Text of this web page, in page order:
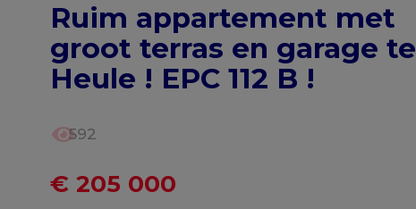
Ruim appartement met
groot terras en garage te
Heule ! EPC 112 B !
592
€ 205 000